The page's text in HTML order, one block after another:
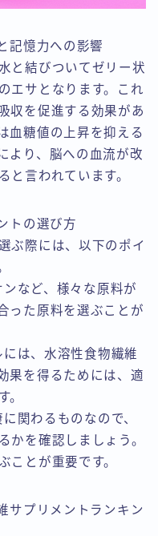
記憶力への影響
と結びついてゼリー状
エサとなります。これ
収を促進する効果があ
血糖値の上昇を抑える
より、脳への血流が改
と言われています。
トの選び方
ぶ際には、以下のポイ
など、様々な原料が
った原料を選ぶことが
は、水溶性食物繊維
果を得るためには、適
。
関わるものなので、
かを確認しましょう。
ことが重要です。
サプリメントランキン